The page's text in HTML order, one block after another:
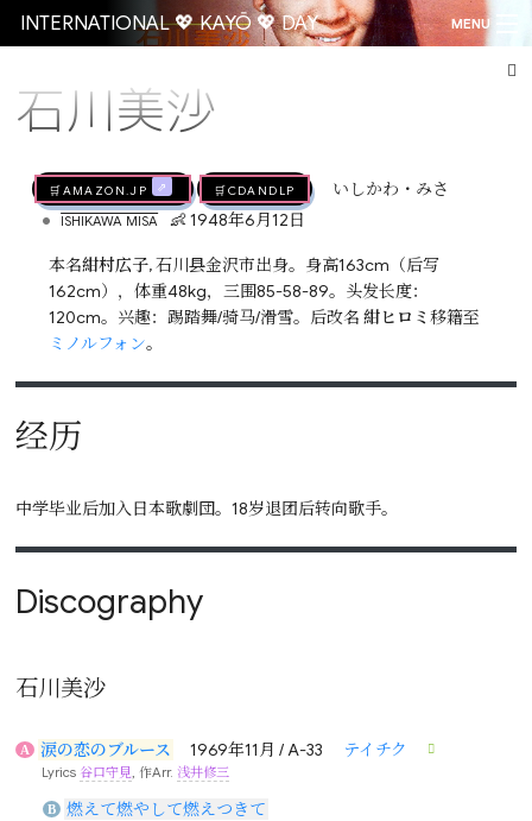
INTERNATIONAL 💖 KAYŌ 💖 DAY MENU
石川美沙
🛒AMAZON.jp 🛒CDandLP いしかわ・みさ
• ISHIKAWA MISA 👶 1948年6月12日
本名紺村広子, 石川县金沢市出身。身高163cm（后写
162cm），体重48kg，三围85-58-89。头发长度：
120cm。兴趣：踢踏舞/骑马/滑雪。后改名紺ヒロミ移籍至
ミノルフォン。
经历
中学毕业后加入日本歌劇団。18岁退团后转向歌手。
Discography
石川美沙
A 涙の恋のブルース 1969年11月 / A-33 テイチク
Lyrics 谷口守見, 作Arr.浅井修三
B 燃えて燃やして燃えつきて